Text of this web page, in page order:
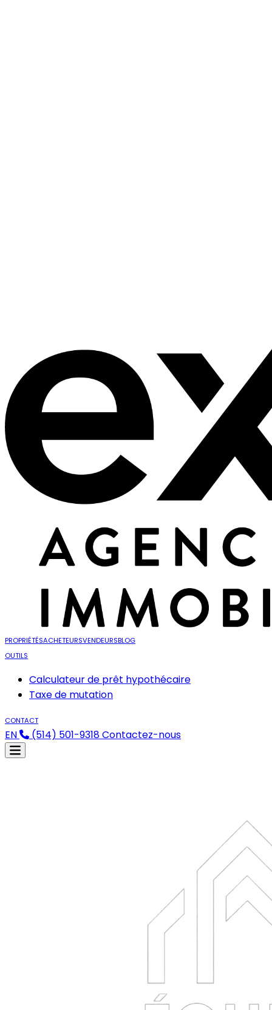
PROPRIÉTÉSACHETEURSVENDEURSBLOG
OUTILS
Calculateur de prêt hypothécaire
Taxe de mutation
CONTACT
EN (514) 501-9318Contactez-nous